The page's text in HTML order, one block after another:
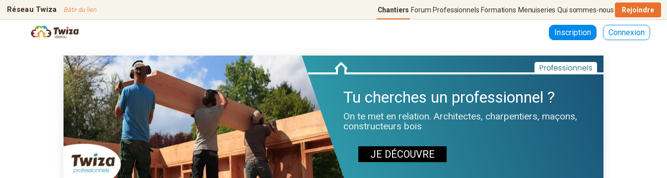
Réseau Twiza · Bâtir du lien Chantiers Forum Professionnels Formations Menuiseries Qui sommes-nous Rejoindre
Inscription Connexion
Tu cherches un professionnel ?
On te met en relation. Architectes, charpentiers, maçons,
constructeurs bois
JE DÉCOUVRE